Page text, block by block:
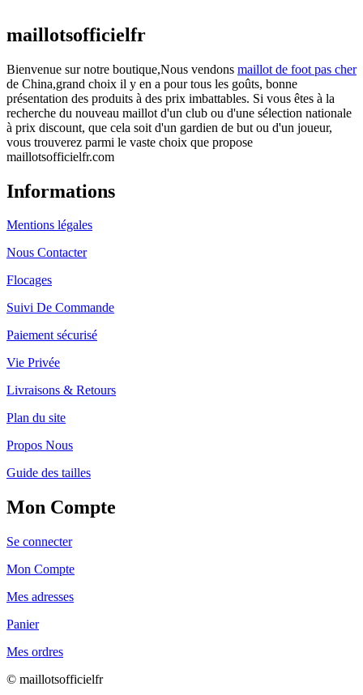
maillotsofficielfr
Bienvenue sur notre boutique,Nous vendons maillot de foot pas cher
de China,grand choix il y en a pour tous les goûts, bonne
présentation des produits à des prix imbattables. Si vous êtes à la
recherche du nouveau maillot d'un club ou d'une sélection nationale
à prix discount, que cela soit d'un gardien de but ou d'un joueur,
vous trouverez parmi le vaste choix que propose
maillotsofficielfr.com
Informations
Mentions légales
Nous Contacter
Flocages
Suivi De Commande
Paiement sécurisé
Vie Privée
Livraisons & Retours
Plan du site
Propos Nous
Guide des tailles
Mon Compte
Se connecter
Mon Compte
Mes adresses
Panier
Mes ordres
© maillotsofficielfr